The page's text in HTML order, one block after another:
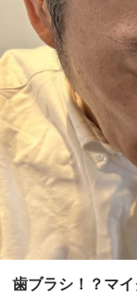
歯ブラシ！？マ